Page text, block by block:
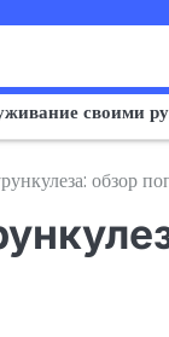
своими
обзор